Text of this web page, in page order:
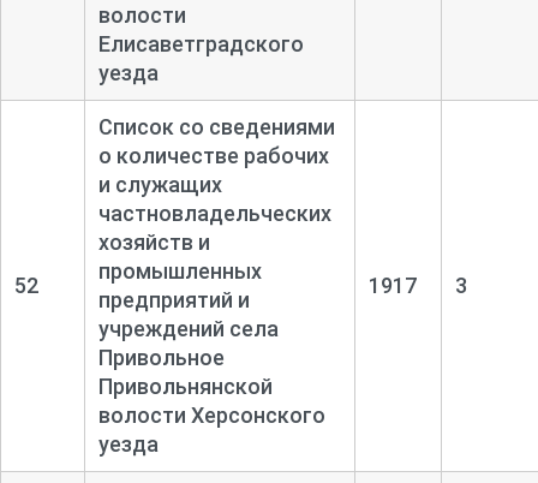
волости
Елисаветградского
уезда
52
Список со сведениями
о количестве рабочих
и служащих
частновладельческих
хозяйств и
промышленных
предприятий и
учреждений села
Привольное
Привольнянской
волости Херсонского
уезда
1917 3